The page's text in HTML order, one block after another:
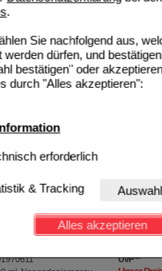
.
Sie nachfolgend aus,
werden dürfen, und
bestätigen" oder
durch "Alles akzeptieren":
Notwendig:Hierbei
notwendig sind (z.B.
weshalb auf diese
kann.
noch
erforderlich
& Tracking
Alles akzeptieren
Kinder
ml Nasenspray
ratiopharm Panthenol
UVP**